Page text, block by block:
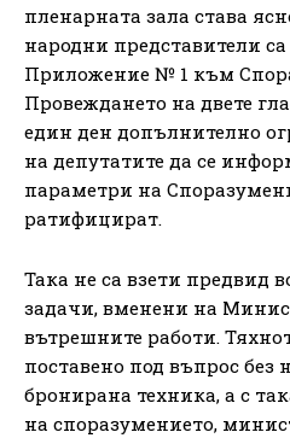
пленарната зала става
народни представители
Приложение № 1 към
Провеждането на двете
един ден допълнително
на депутатите да се
параметри на
ратифицират.
Така не са взети предвид
задачи, вменени на
вътрешните работи.
поставено под въпрос без
бронирана техника, а с
на споразумението,